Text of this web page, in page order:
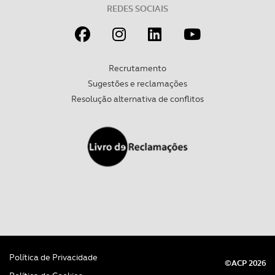
disponibilizados.
REDES SOCIAIS
Recrutamento
Sugestões e reclamações
Resolução alternativa de conflitos
Política de Privacidade
©ACP 2026